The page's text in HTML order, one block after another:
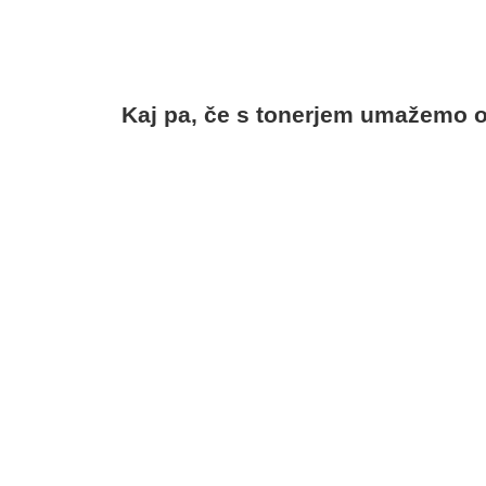
Kaj pa, če s tonerjem umažemo